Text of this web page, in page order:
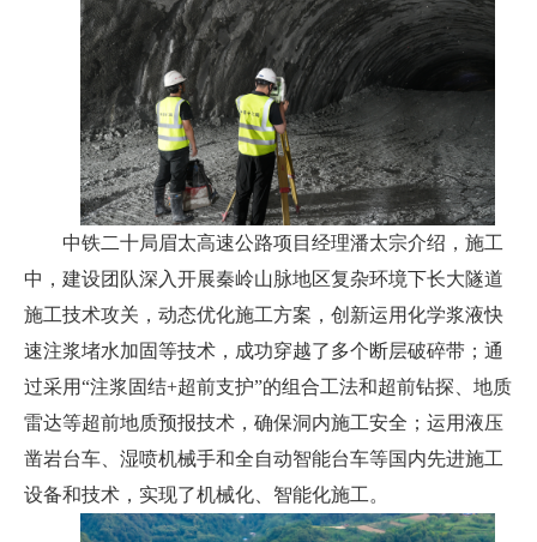
中铁二十局眉太高速公路项目经理潘太宗介绍，施工
中，建设团队深入开展秦岭山脉地区复杂环境下长大隧道
施工技术攻关，动态优化施工方案，创新运用化学浆液快
速注浆堵水加固等技术，成功穿越了多个断层破碎带；通
过采用“注浆固结+超前支护”的组合工法和超前钻探、地质
雷达等超前地质预报技术，确保洞内施工安全；运用液压
凿岩台车、湿喷机械手和全自动智能台车等国内先进施工
设备和技术，实现了机械化、智能化施工。